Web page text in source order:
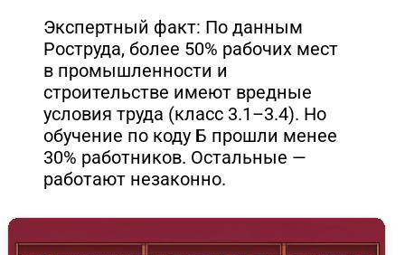
Экспертный факт: По данным
Роструда, более 50% рабочих мест
в промышленности и
строительстве имеют вредные
условия труда (класс 3.1–3.4). Но
обучение по коду Б прошли менее
30% работников. Остальные —
работают незаконно.